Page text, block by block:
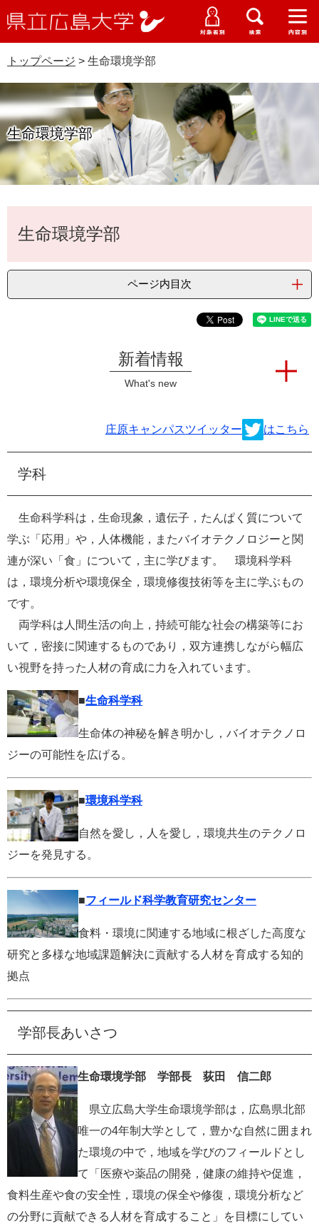
ー
ジ
先
頭
で
す
。
ニ
ュ
を
飛
ば
し
て
本
文
へ
ニ
ニ
ニ
立
大
受験生の皆さま
在学生の皆さま
卒業生の皆さま
地域・企業の皆さま
受験生特設サイト
WEB版大学案内
資料請求
交通アクセス
G
o
PDF
大学概要
学部・大学院・専攻科
学生生活・就職支援
研究・地域連携・国際交流
トップページ > 生命環境学部
生命環境学部
文生命環境学部
ページ内目次
新着情報
What's new
庄原キャンパスツイッター はこちら
学科
生命科学科は，生命現象，遺伝子，たんぱく質について
学ぶ「応用」や，人体機能，またバイオテクノロジーと関
連が深い「食」について，主に学びます。 環境科学科
は，環境分析や環境保全，環境修復技術等を主に学ぶもの
です。
両学科は人間生活の向上，持続可能な社会の構築等にお
いて，密接に関連するものであり，双方連携しながら幅広
い視野を持った人材の育成に力を入れています。
■生命科学科
生命体の神秘を解き明かし，バイオテクノロ
ジーの可能性を広げる。
■環境科学科
自然を愛し，人を愛し，環境共生のテクノロ
ジーを発見する。
■フィールド科学教育研究センター
食料・環境に関連する地域に根ざした高度な
研究と多様な地域課題解決に貢献する人材を育成する知的
拠点
学部長あいさつ
生命環境学部 学部長 荻田 信二郎
県立広島大学生命環境学部は，広島県北部
唯一の4年制大学として，豊かな自然に囲まれ
た環境の中で，地域を学びのフィールドとし
て「医療や薬品の開発，健康の維持や促進，
食料生産や食の安全性，環境の保全や修復，環境分析など
の分野に貢献できる人材を育成すること」を目標にしてい